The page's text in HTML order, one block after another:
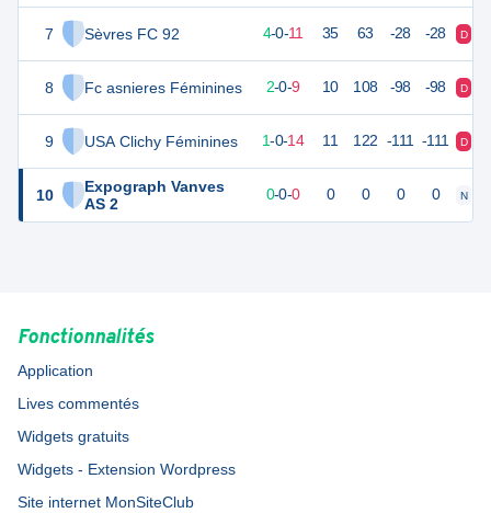
7 Sèvres FC 92
8 Fc asnieres Féminines
9 USA Clichy Féminines
10
Expograph Vanves
AS 2
4-0-11 35 63 -28 -28 D
1 16 2-0-9 10 108 -98 -98 D
1 16 1-0-14 11 122 -111 -111 D
0 0-0-0 0 0 0 0 N
Fonctionnalités
Application
Lives commentés
Widgets gratuits
Widgets - Extension Wordpress
Site internet MonSiteClub